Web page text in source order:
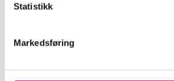
Statistikk
Markedsføring